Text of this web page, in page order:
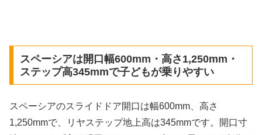
スペーシアは開口幅600mm・高さ1,250mm・
ステップ高345mmで子どもが乗りやすい
スペーシアのスライドドア開口は幅600mm、高さ
1,250mmで、リヤステップ地上高は345mmです。開口寸